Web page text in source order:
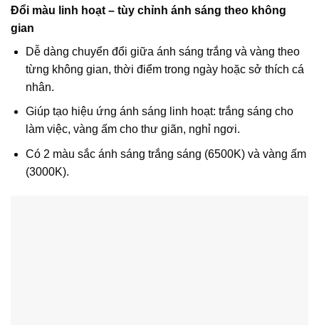
Đổi màu linh hoạt – tùy chỉnh ánh sáng theo không
gian
Dễ dàng chuyển đổi giữa ánh sáng trắng và vàng theo
từng không gian, thời điểm trong ngày hoặc sở thích cá
nhân.
Giúp tạo hiệu ứng ánh sáng linh hoạt: trắng sáng cho
làm việc, vàng ấm cho thư giãn, nghỉ ngơi.
Có 2 màu sắc ánh sáng trắng sáng (6500K) và vàng ấm
(3000K).